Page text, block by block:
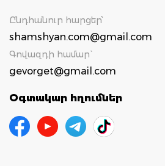
Ընդհանուր հարցեր՝
shamshyan.com@gmail.com
Գովազդի համար`
gevorget@gmail.com
Օգտակար հղումներ